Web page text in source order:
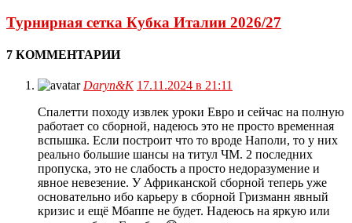
Турнирная сетка Кубка Италии 2026/27
7 КОММЕНТАРИИ
Daryn&K 17.11.2024 в 21:11
Спалетти походу извлек уроки Евро и сейчас на полную
работает со сборной, надеюсь это не просто временная
вспышка. Если построит что то вроде Наполи, то у них
реально большие шансы на титул ЧМ. 2 последних
пропуска, это не слабость а просто недоразумение и
явное невезение. У Африканской сборной теперь уже
основательно ибо карьеру в сборной Гризманн явный
кризис и ещё Мбаппе не будет. Надеюсь на яркую или